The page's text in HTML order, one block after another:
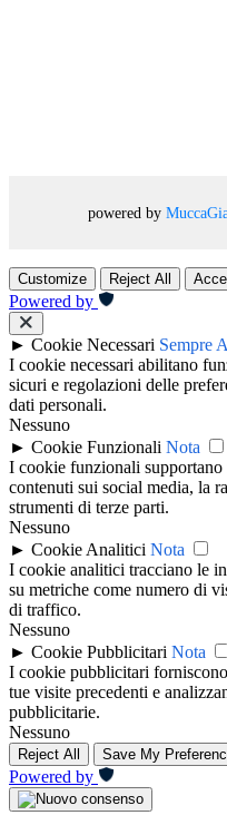
powered by
Customize Reject All
Powered by
► Cookie Necessari Sempre
I cookie necessari abilitano
sicuri e regolazioni delle
dati personali.
Nessuno
► Cookie Funzionali Nota
I cookie funzionali
contenuti sui social media, la
strumenti di terze parti.
Nessuno
► Cookie Analitici Nota
I cookie analitici tracciano le
su metriche come numero di
di traffico.
Nessuno
► Cookie Pubblicitari Nota
I cookie pubblicitari
tue visite precedenti e
pubblicitarie.
Nessuno
Reject All Save My
Powered by